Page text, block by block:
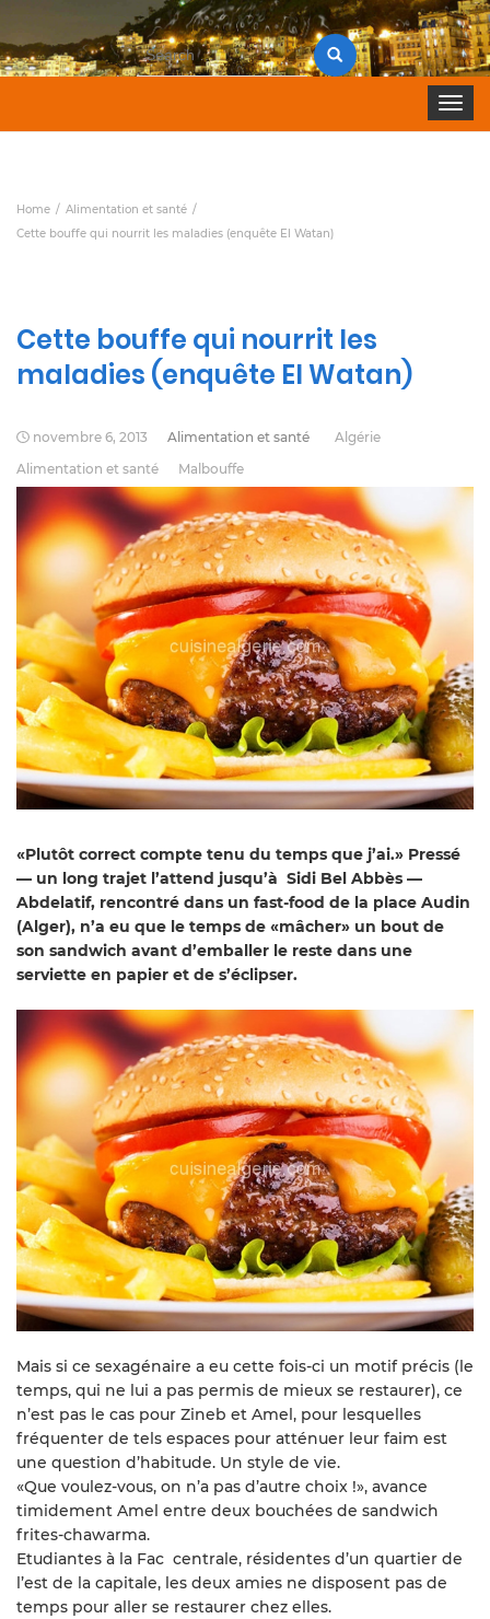
Search
for:
Toggle
Home
Alimentation et santé
Cette bouffe qui nourrit les maladies (enquête El Watan)
Cette bouffe qui nourrit les
maladies (enquête El Watan)
novembre 6, 2013 Alimentation et santé
Algérie
Alimentation et santé
Malbouffe
«Plutôt correct compte tenu du temps que j’ai.» Pressé
— un long trajet l’attend jusqu’à Sidi Bel Abbès —
Abdelatif, rencontré dans un fast-food de la place Audin
(Alger), n’a eu que le temps de «mâcher» un bout de
son sandwich avant d’emballer le reste dans une
serviette en papier et de s’éclipser.
Mais si ce sexagénaire a eu cette fois-ci un motif précis (le
temps, qui ne lui a pas permis de mieux se restaurer), ce
n’est pas le cas pour Zineb et Amel, pour lesquelles
fréquenter de tels espaces pour atténuer leur faim est
une question d’habitude. Un style de vie.
«Que voulez-vous, on n’a pas d’autre choix !», avance
timidement Amel entre deux bouchées de sandwich
frites-chawarma.
Etudiantes à la Fac centrale, résidentes d’un quartier de
l’est de la capitale, les deux amies ne disposent pas de
temps pour aller se restaurer chez elles.